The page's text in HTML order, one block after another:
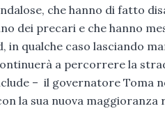
che hanno di fatto
dei precari e che hanno
qualche caso lasciando
a percorrere la
– il governatore Toma
la sua nuova